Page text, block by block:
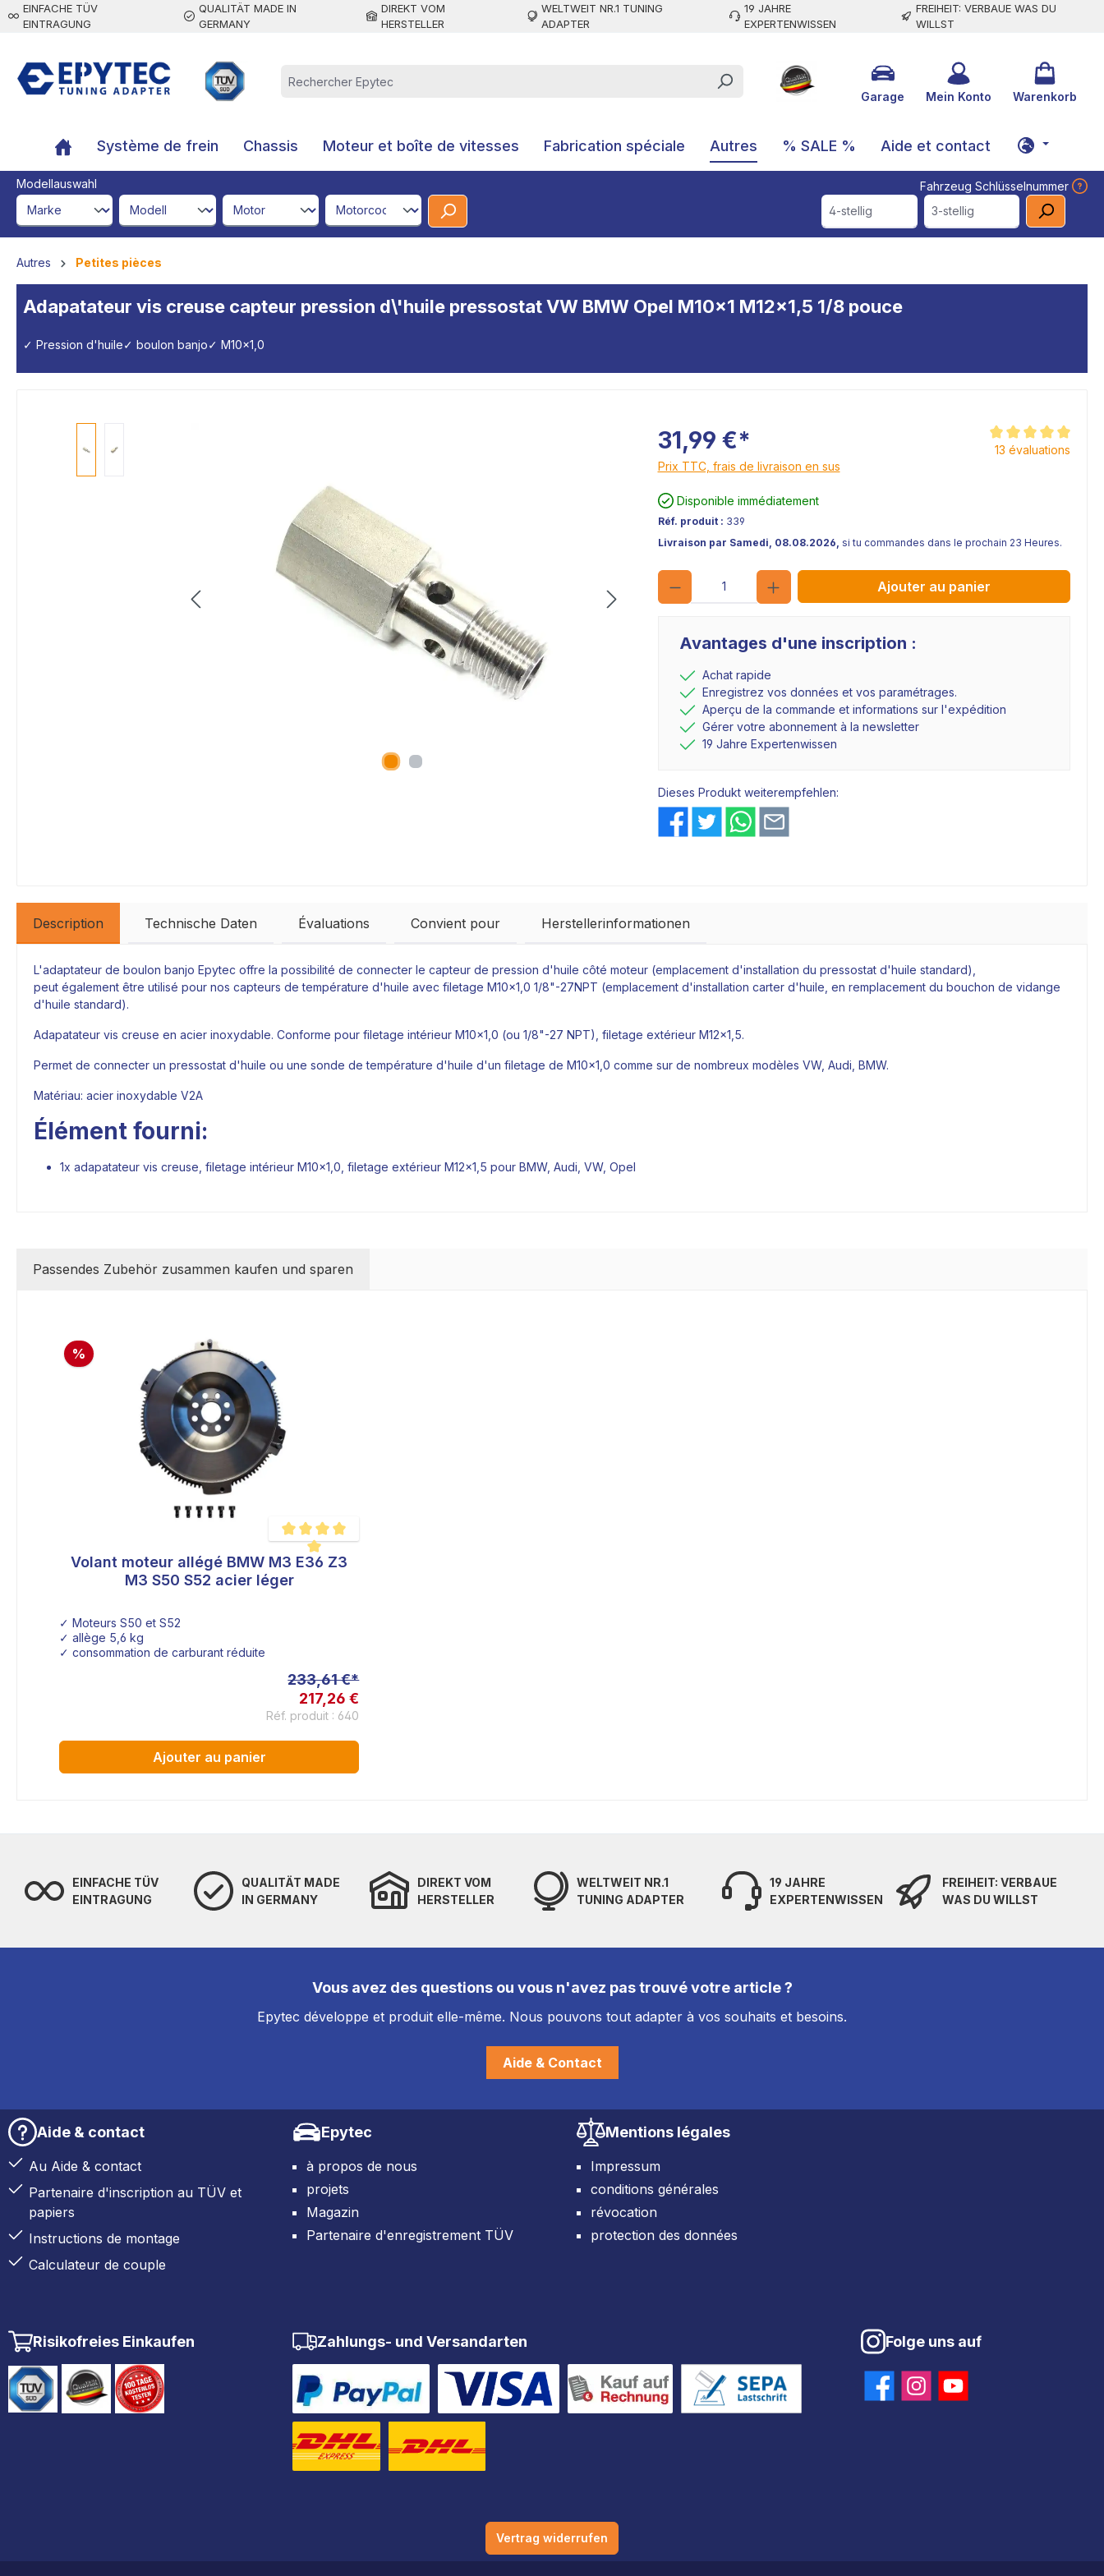
principal
EINFACHE TÜV
EINTRAGUNG
QUALITÄT MADE IN
GERMANY
DIREKT VOM
HERSTELLER
WELTWEIT NR.1 TUNING
ADAPTER
19 JAHRE
EXPERTENWISSEN
FREIHEIT: VERBAUE WAS DU
WILLST
Garage Mein Konto Warenkorb
Système de frein Chassis Moteur et boîte de vitesses Fabrication spéciale Autres % SALE % Aide et contact
Modellauswahl
Fahrzeug Schlüsselnummer
brandId
modelId engineId engineCodeId 4-stellig 3-stellig
Autres Petites pièces
Adapatateur vis creuse capteur pression d\'huile pressostat VW BMW Opel M10x1 M12x1,5 1/8 pouce
✓ Pression d'huile✓ boulon banjo✓ M10x1,0
31,99 €*
Prix TTC, frais de livraison en sus
Note moyenne de 5
13 évaluations
Disponible immédiatement
Réf. produit : 339
Livraison par Samedi, 08.08.2026, si tu commandes dans le prochain 23 Heures.
Quantité
Ajouter au panier
Avantages d'une inscription :
Achat rapide
Enregistrez vos données et vos paramétrages.
Aperçu de la commande et informations sur l'expédition
Gérer votre abonnement à la newsletter
19 Jahre Expertenwissen
Dieses Produkt weiterempfehlen:
Description Technische Daten Évaluations Convient pour Herstellerinformationen
L'adaptateur de boulon banjo Epytec offre la possibilité de connecter le capteur de pression d'huile côté moteur (emplacement d'installation du pressostat d'huile standard),
peut également être utilisé pour nos capteurs de température d'huile avec filetage M10x1,0 1/8"-27NPT (emplacement d'installation carter d'huile, en remplacement du bouchon de vidange
d'huile standard).
Adapatateur vis creuse en acier inoxydable. Conforme pour filetage intérieur M10x1,0 (ou 1/8"-27 NPT), filetage extérieur M12x1,5.
Permet de connecter un pressostat d'huile ou une sonde de température d'huile d'un filetage de M10x1,0 comme sur de nombreux modèles VW, Audi, BMW.
Matériau: acier inoxydable V2A
Élément fourni:
1x adapatateur vis creuse, filetage intérieur M10x1,0, filetage extérieur M12x1,5 pour BMW, Audi, VW, Opel
Passendes Zubehör zusammen kaufen und sparen
%
Note moyenne de 5 sur 5 étoiles
Volant moteur allégé BMW M3 E36 Z3
M3 S50 S52 acier léger
✓ Moteurs S50 et S52
✓ allège 5,6 kg
✓ consommation de carburant réduite
233,61 €*
217,26 €
Réf. produit : 640
Ajouter au panier
EINFACHE TÜV
EINTRAGUNG
QUALITÄT MADE
IN GERMANY
DIREKT VOM
HERSTELLER
WELTWEIT NR.1
TUNING ADAPTER
19 JAHRE
EXPERTENWISSEN
FREIHEIT: VERBAUE
WAS DU WILLST
Vous avez des questions ou vous n'avez pas trouvé votre article ?
Epytec développe et produit elle-même. Nous pouvons tout adapter à vos souhaits et besoins.
Aide & Contact
Aide & contact
Au Aide & contact
Partenaire d'inscription au TÜV et
papiers
Instructions de montage
Calculateur de couple
Epytec
à propos de nous
projets
Magazin
Partenaire d'enregistrement TÜV
Mentions légales
Impressum
conditions générales
révocation
protection des données
Risikofreies Einkaufen Zahlungs- und Versandarten Folge uns auf
Vertrag widerrufen